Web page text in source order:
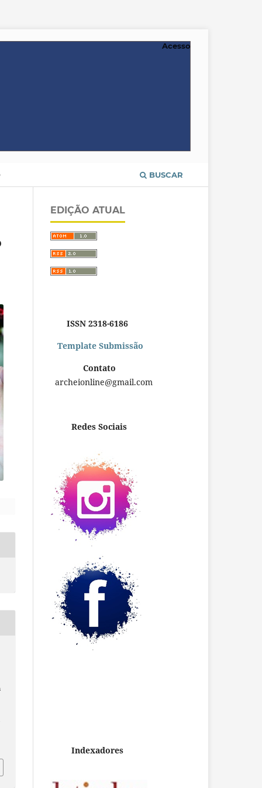
BUSCAR
Acesso
EDIÇÃO ATUAL
ISSN 2318-6186
Template Submissão
Contato
archeionline@gmail.com
Redes Sociais
Indexadores